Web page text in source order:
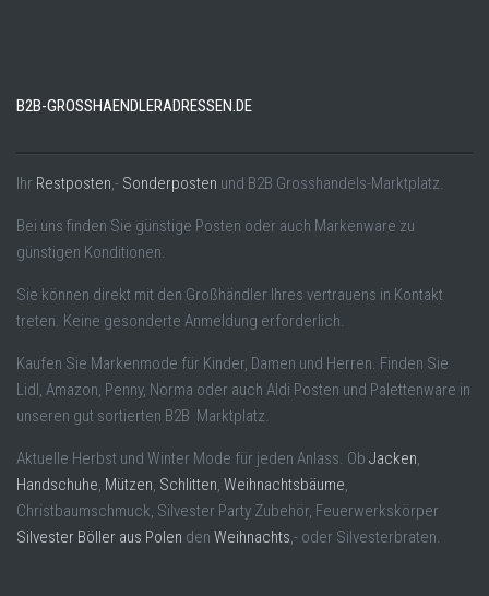
B2B-GROSSHAENDLERADRESSEN.DE
Ihr Restposten,- Sonderposten und B2B Grosshandels-Marktplatz.
Bei uns finden Sie günstige Posten oder auch Markenware zu
günstigen Konditionen.
Sie können direkt mit den Großhändler Ihres vertrauens in Kontakt
treten. Keine gesonderte Anmeldung erforderlich.
Kaufen Sie Markenmode für Kinder, Damen und Herren. Finden Sie
Lidl, Amazon, Penny, Norma oder auch Aldi Posten und Palettenware in
unseren gut sortierten B2B Marktplatz.
Aktuelle Herbst und Winter Mode für jeden Anlass. Ob Jacken,
Handschuhe, Mützen, Schlitten, Weihnachtsbäume,
Christbaumschmuck, Silvester Party Zubehör, Feuerwerkskörper
Silvester Böller aus Polen den Weihnachts,- oder Silvesterbraten.